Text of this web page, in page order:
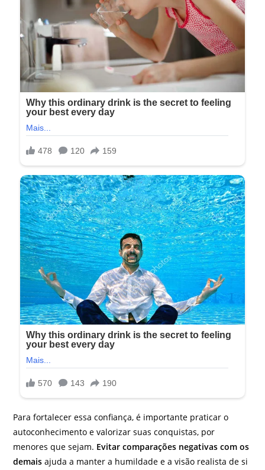
Para fortalecer essa confiança, é importante praticar o
autoconhecimento e valorizar suas conquistas, por
menores que sejam. Evitar comparações negativas com os
demais ajuda a manter a humildade e a visão realista de si